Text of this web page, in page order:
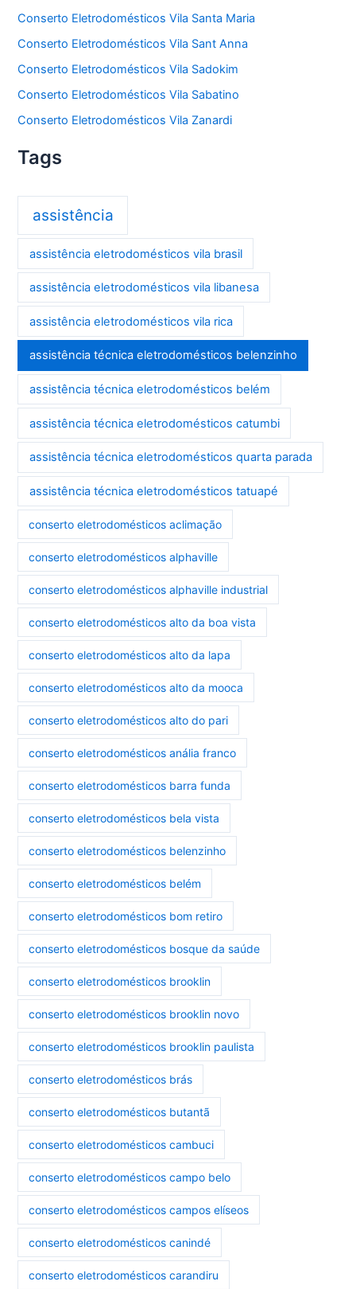
Conserto Eletrodomésticos Vila Santa Maria
Conserto Eletrodomésticos Vila Sant Anna
Conserto Eletrodomésticos Vila Sadokim
Conserto Eletrodomésticos Vila Sabatino
Conserto Eletrodomésticos Vila Zanardi
Tags
assistência
assistência eletrodomésticos vila brasil
assistência eletrodomésticos vila libanesa
assistência eletrodomésticos vila rica
assistência técnica eletrodomésticos belenzinho
assistência técnica eletrodomésticos belém
assistência técnica eletrodomésticos catumbi
assistência técnica eletrodomésticos quarta parada
assistência técnica eletrodomésticos tatuapé
conserto eletrodomésticos aclimação
conserto eletrodomésticos alphaville
conserto eletrodomésticos alphaville industrial
conserto eletrodomésticos alto da boa vista
conserto eletrodomésticos alto da lapa
conserto eletrodomésticos alto da mooca
conserto eletrodomésticos alto do pari
conserto eletrodomésticos anália franco
conserto eletrodomésticos barra funda
conserto eletrodomésticos bela vista
conserto eletrodomésticos belenzinho
conserto eletrodomésticos belém
conserto eletrodomésticos bom retiro
conserto eletrodomésticos bosque da saúde
conserto eletrodomésticos brooklin
conserto eletrodomésticos brooklin novo
conserto eletrodomésticos brooklin paulista
conserto eletrodomésticos brás
conserto eletrodomésticos butantã
conserto eletrodomésticos cambuci
conserto eletrodomésticos campo belo
conserto eletrodomésticos campos elíseos
conserto eletrodomésticos canindé
conserto eletrodomésticos carandiru